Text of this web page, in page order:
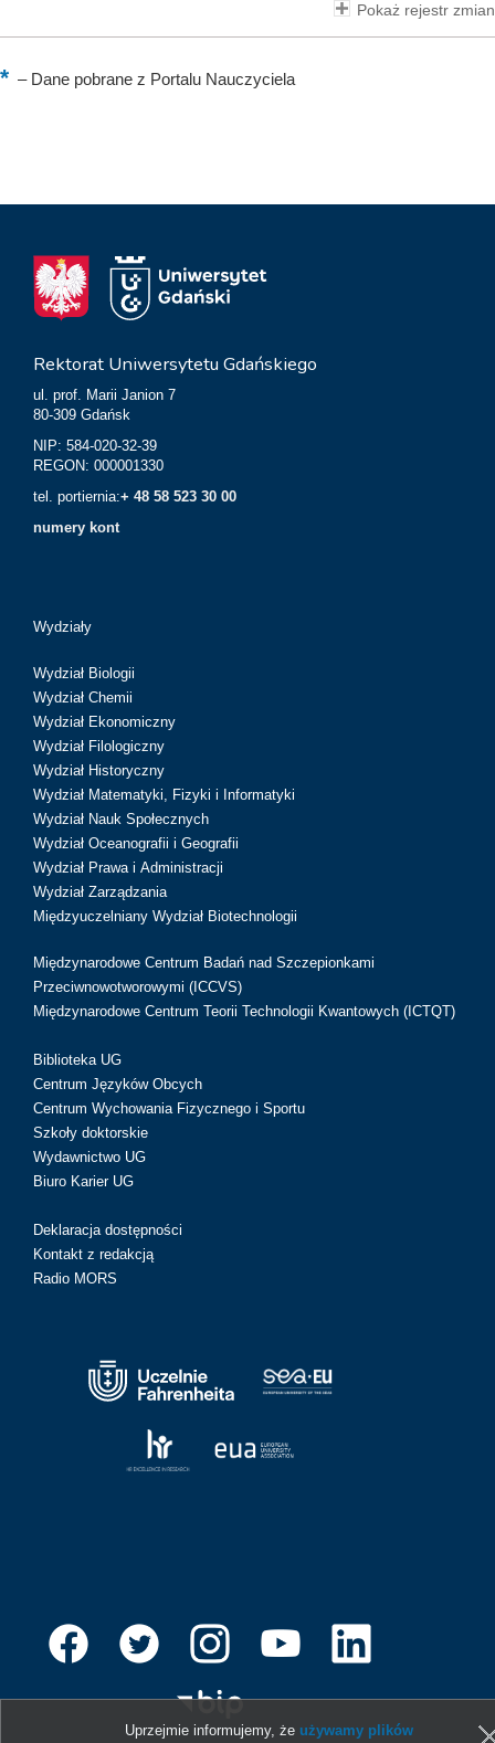
Pokaż rejestr zmian
–Dane pobrane z Portalu Nauczyciela
Rektorat Uniwersytetu Gdańskiego
ul. prof. Marii Janion 7
80-309 Gdańsk
NIP: 584-020-32-39
REGON: 000001330
tel. portiernia:+ 48 58 523 30 00
numery kont
Wydziały
Wydział Biologii
Wydział Chemii
Wydział Ekonomiczny
Wydział Filologiczny
Wydział Historyczny
Wydział Matematyki, Fizyki i Informatyki
Wydział Nauk Społecznych
Wydział Oceanografii i Geografii
Wydział Prawa i Administracji
Wydział Zarządzania
Międzyuczelniany Wydział Biotechnologii
Międzynarodowe Centrum Badań nad Szczepionkami
Przeciwnowotworowymi (ICCVS)
Międzynarodowe Centrum Teorii Technologii Kwantowych (ICTQT)
Biblioteka UG
Centrum Języków Obcych
Centrum Wychowania Fizycznego i Sportu
Szkoły doktorskie
Wydawnictwo UG
Biuro Karier UG
Deklaracja dostępności
Kontakt z redakcją
Radio MORS
Uprzejmie informujemy, że używamy plików